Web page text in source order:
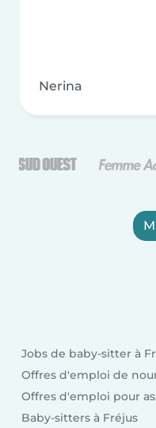
Nerina
Jobs de baby-sitter à
Offres d'emploi de
Offres d'emploi pour
Baby-sitters à Fréjus